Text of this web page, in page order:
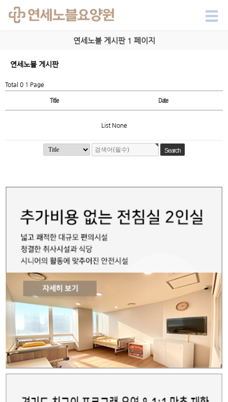
연세노블 게시판 1 페이지
연세노블 게시판
Total 0 1 Page
Title Date
List None